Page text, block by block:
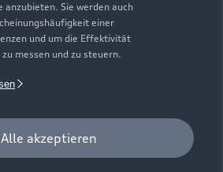
Sie werden auch
einer
und um die Effektivität
messen und zu steuern.
Alle akzeptieren
werden durch den Audi
der Volkswagen
Gifhorner Str. 57, 38112
und von der Volkswagen
Gültig für Privatkunden und
die einen Pkw (ohne Vermietung)
mit Leasing nur für Privatkunden